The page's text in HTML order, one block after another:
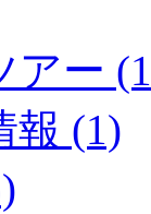
アー
報 (1)